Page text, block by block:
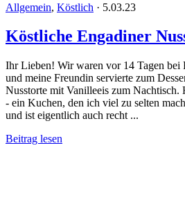
Allgemein, Köstlich · 5.03.23
Köstliche Engadiner
Ihr Lieben! Wir waren vor 14 Tagen bei
und meine Freundin servierte zum
Nusstorte mit Vanilleeis zum Nachtisch.
- ein Kuchen, den ich viel zu selten
und ist eigentlich auch recht ...
Beitrag lesen